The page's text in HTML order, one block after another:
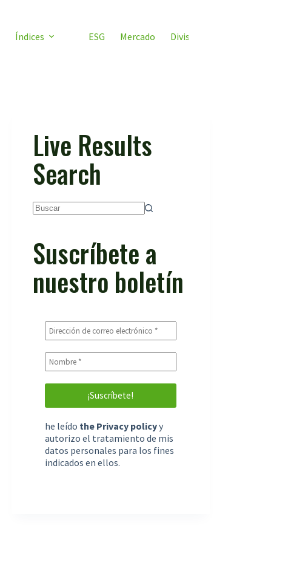
Índices ESG Mercado Divisas
Live Results
Search
Suscríbete a
nuestro boletín
he leído the Privacy policyy
autorizo el tratamiento de mis
datos personales para los fines
indicados en ellos.